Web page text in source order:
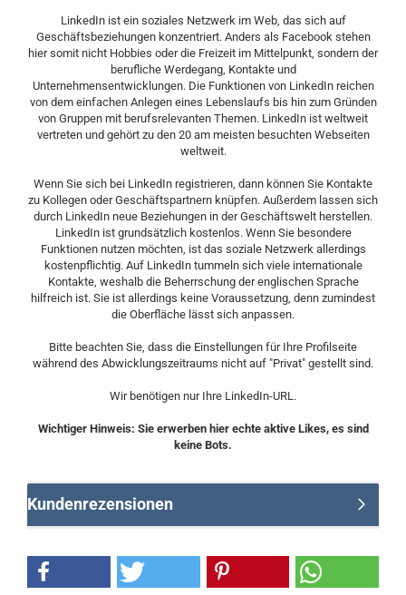
LinkedIn ist ein soziales Netzwerk im Web, das sich auf
Geschäftsbeziehungen konzentriert. Anders als Facebook stehen
hier somit nicht Hobbies oder die Freizeit im Mittelpunkt, sondern der
berufliche Werdegang, Kontakte und
Unternehmensentwicklungen. Die Funktionen von LinkedIn reichen
von dem einfachen Anlegen eines Lebenslaufs bis hin zum Gründen
von Gruppen mit berufsrelevanten Themen. LinkedIn ist weltweit
vertreten und gehört zu den 20 am meisten besuchten Webseiten
weltweit.
Wenn Sie sich bei LinkedIn registrieren, dann können Sie Kontakte
zu Kollegen oder Geschäftspartnern knüpfen. Außerdem lassen sich
durch LinkedIn neue Beziehungen in der Geschäftswelt herstellen.
LinkedIn ist grundsätzlich kostenlos. Wenn Sie besondere
Funktionen nutzen möchten, ist das soziale Netzwerk allerdings
kostenpflichtig. Auf LinkedIn tummeln sich viele internationale
Kontakte, weshalb die Beherrschung der englischen Sprache
hilfreich ist. Sie ist allerdings keine Voraussetzung, denn zumindest
die Oberfläche lässt sich anpassen.
Bitte beachten Sie, dass die Einstellungen für Ihre Profilseite
während des Abwicklungszeitraums nicht auf "Privat" gestellt sind.
Wir benötigen nur Ihre LinkedIn-URL.
Wichtiger Hinweis: Sie erwerben hier echte aktive Likes, es sind
keine Bots.
Kundenrezensionen